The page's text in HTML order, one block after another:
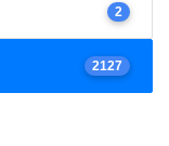
2
2127